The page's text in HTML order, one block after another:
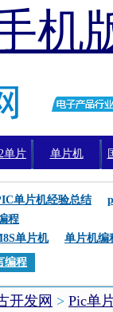
机
单片 单片机
单片机经验总结
程
单片机 单片机编
编程
开发网 > Pic单